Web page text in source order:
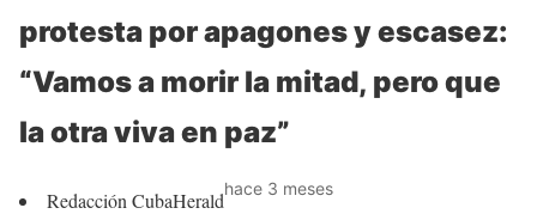
protesta por apagones y escasez:
“Vamos a morir la mitad, pero que
la otra viva en paz”
Redacción CubaHeraldhace 3 meses